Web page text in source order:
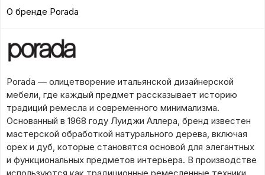
О бренде Porada
Porada — олицетворение итальянской дизайнерской
мебели, где каждый предмет рассказывает историю
традиций ремесла и современного минимализма.
Основанный в 1968 году Луиджи Аллера, бренд известен
мастерской обработкой натурального дерева, включая
орех и дуб, которые становятся основой для элегантных
и функциональных предметов интерьера. В производстве